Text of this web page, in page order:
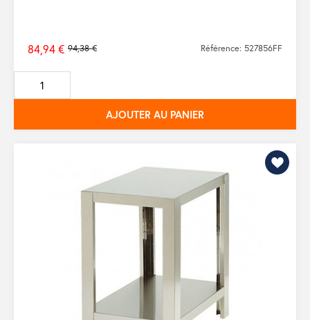
Prix
de
base
94,38 €
84,94 € Référence: 527856FF
AJOUTER AU PANIER